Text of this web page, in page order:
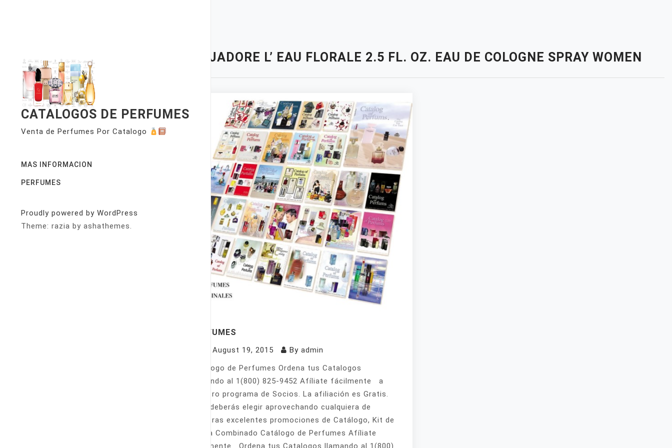
CATALOGOS DE PERFUMES
Venta de Perfumes Por Catalogo
MAS INFORMACION
PERFUMES
Proudly powered by WordPress
Theme: razia by ashathemes.
JADORE L’ EAU FLORALE 2.5 FL. OZ. EAU DE COLOGNE SPRAY WOMEN
PERFUMES
August 19, 2015 By admin
Catálogo de Perfumes Ordena tus Catalogos
llamando al 1(800) 825-9452 Afíliate fácilmente a
nuestro programa de Socios. La afiliación es Gratis.
Sólo deberás elegir aprovechando cualquiera de
nuestras excelentes promociones de Catálogo, Kit de
Venta Combinado Catálogo de Perfumes Afíliate
fácilmente Ordena tus Catalogos llamando al 1(800)